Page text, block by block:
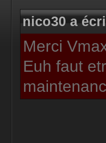
nico30 a
Merci
Euh faut